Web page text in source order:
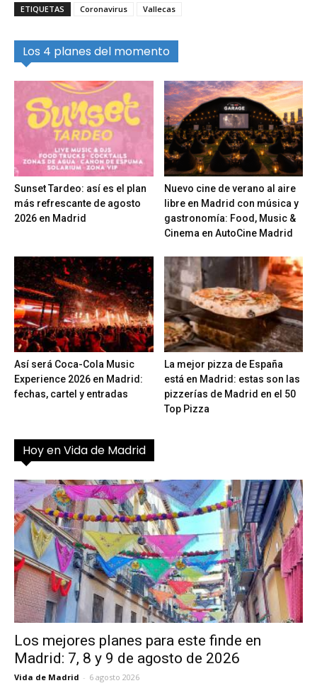
ETIQUETAS Coronavirus Vallecas
Los 4 planes del momento
Sunset Tardeo: así es el plan
más refrescante de agosto
2026 en Madrid
Nuevo cine de verano al aire
libre en Madrid con música y
gastronomía: Food, Music &
Cinema en AutoCine Madrid
Así será Coca-Cola Music
Experience 2026 en Madrid:
fechas, cartel y entradas
La mejor pizza de España
está en Madrid: estas son las
pizzerías de Madrid en el 50
Top Pizza
Hoy en Vida de Madrid
Los mejores planes para este finde en
Madrid: 7, 8 y 9 de agosto de 2026
Vida de Madrid - 6 agosto 2026